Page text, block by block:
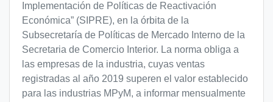
Implementación de Políticas de Reactivación
Económica” (SIPRE), en la órbita de la
Subsecretaría de Políticas de Mercado Interno de la
Secretaria de Comercio Interior. La norma obliga a
las empresas de la industria, cuyas ventas
registradas al año 2019 superen el valor establecido
para las industrias MPyM, a informar mensualmente